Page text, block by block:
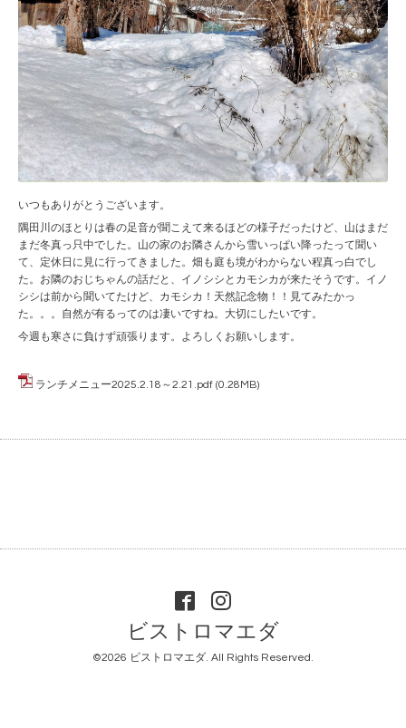
いつもありがとうございます。
隅田川のほとりは春の足音が聞こえて来るほどの様子だったけど、山はまだ
まだ冬真っ只中でした。山の家のお隣さんから雪いっぱい降ったって聞い
て、定休日に見に行ってきました。畑も庭も境がわからない程真っ白でし
た。お隣のおじちゃんの話だと、イノシシとカモシカが来たそうです。イノ
シシは前から聞いてたけど、カモシカ！天然記念物！！見てみたかっ
た。。。自然が有るってのは凄いですね。大切にしたいです。
今週も寒さに負けず頑張ります。よろしくお願いします。
ランチメニュー2025.2.18～2.21.pdf (0.28MB)
ビストロマエダ
©2026 ビストロマエダ. All Rights Reserved.